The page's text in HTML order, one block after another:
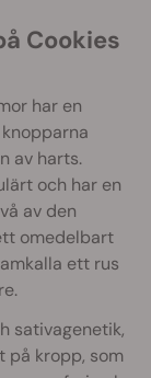
Cookies
har en
av harts.
och har en
av den
omedelbart
ett rus
sativagenetik,
på kropp, som